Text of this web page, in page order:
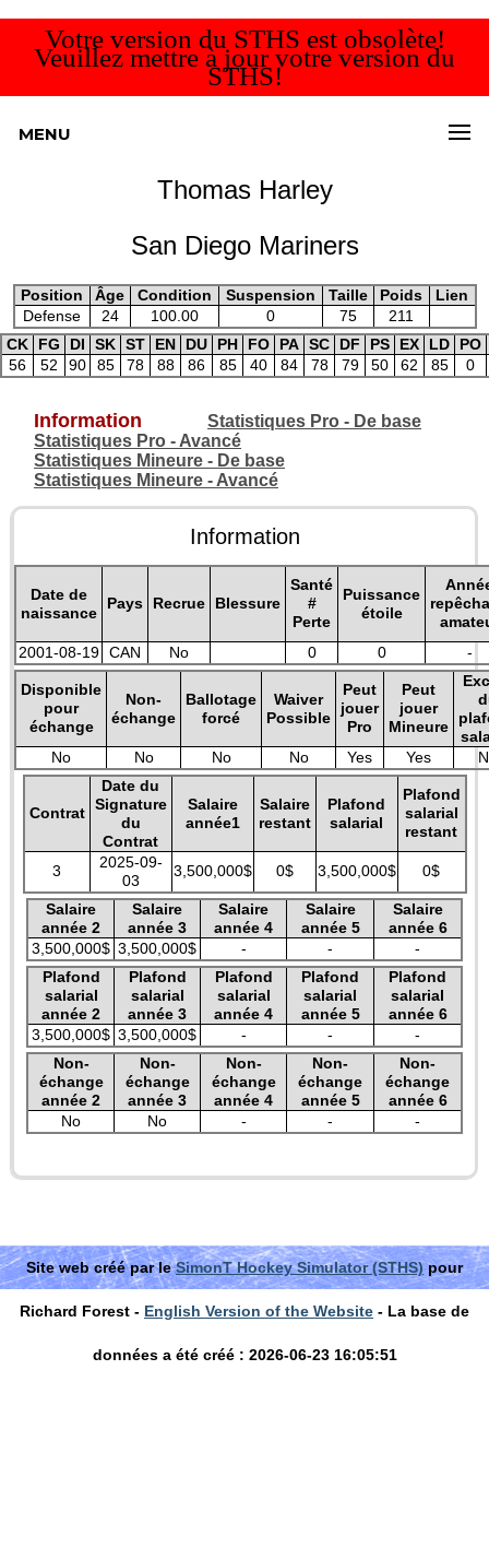
Votre version du STHS est obsolète!
Veuillez mettre à jour votre version du
STHS!
MENU
Thomas Harley
San Diego Mariners
Position Âge Condition Suspension Taille Poids
Lien
Defense
24 100.00 0 75
211
CK
FG DI SK ST EN DU PH FO PA SC DF PS EX LD
PO
56
52 90 85 78 88 86 85 40 84 78 79 50 62 85 0
Information
Statistiques Pro - De base
Statistiques Pro - Avancé
Statistiques Mineure - De base
Statistiques Mineure - Avancé
Information
Date de
naissance
Pays Recrue Blessure
Santé
#
Perte
Puissance
étoile
2001-08-19 CAN No 0 0 -
Disponible
pour
échange
Non-
échange
Ballotage
forcé
Waiver
Possible
Peut
jouer
Pro
Peut
jouer
Mineure
No
No No No Yes Yes
Contrat
Date du
Signature
du
Contrat
Salaire
année1
Salaire
restant
Plafond
salarial
Plafond
salarial
restant
3
2025-09-
03
3,500,000$ 0$ 3,500,000$ 0$
Salaire
année 2
Salaire
année 3
Salaire
année 4
Salaire
année 5
Salaire
année 6
3,500,000$ 3,500,000$ - -
-
Plafond
salarial
année 2
Plafond
salarial
année 3
Plafond
salarial
année 4
Plafond
salarial
année 5
Plafond
salarial
année 6
3,500,000$ 3,500,000$ - -
-
Non-
échange
année 2
Non-
échange
année 3
Non-
échange
année 4
Non-
échange
année 5
Non-
échange
année 6
No
No - - -
Site web créé par leSimonT Hockey Simulator (STHS)pour
Richard Forest - English Version of the Website - La base de
données a été créé : 2026-06-23 16:05:51